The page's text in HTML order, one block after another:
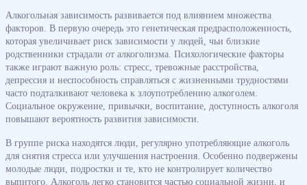
Алкогольная зависимость развивается под влиянием множества
факторов. В первую очередь это генетическая предрасположенность,
которая увеличивает риск зависимости у людей, чьи близкие
родственники страдали от алкоголизма. Психологические факторы
также играют важную роль: стресс, тревожные расстройства,
депрессия и неспособность справляться с жизненными трудностями
часто подталкивают человека к злоупотреблению алкоголем.
Социальное окружение, привычки, воспитание, доступность алкоголя
повышают вероятность развития зависимости.
В группе риска находятся люди, регулярно употребляющие алкоголь
для снятия стресса или улучшения настроения. Особенно подвержены
молодые люди, подростки и те, кто не контролирует количество
выпитого. Алкоголь легко становится частью социальной жизни, и